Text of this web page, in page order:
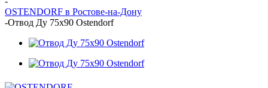
OSTENDORF в Ростове-на-Дону
-Отвод Ду 75х90 Ostendorf